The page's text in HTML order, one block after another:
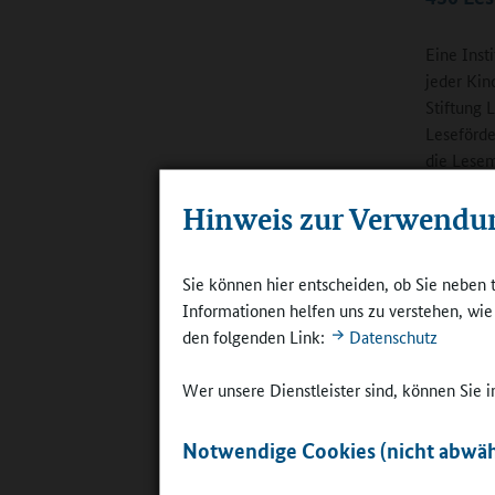
Hinweis zur
Sie können hier entscheiden, ob Sie
Informationen helfen uns zu verstehen,
den folgenden Link:
Datenschutz
Wer unsere Dienstleister sind, können Sie
Notwendige Cookies (nicht
Eine
jeder
Stiftung
die
media.labs